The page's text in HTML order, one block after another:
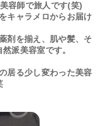
容師で旅人です(笑)
キャラメロからお届け
剤を揃え、肌や髪、そ
派美容室です。
居る少し変わった美容